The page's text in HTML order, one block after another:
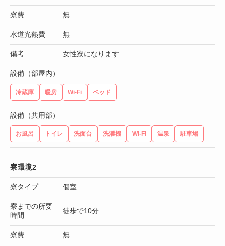
寮費 無
水道光熱費 無
備考 女性寮になります
設備（部屋内）
冷蔵庫 暖房 Wi-Fi ベッド
設備（共用部）
お風呂 トイレ 洗面台 洗濯機 Wi-Fi 温泉 駐車場
寮環境2
寮タイプ 個室
寮までの所要
時間
徒歩で10分
寮費 無